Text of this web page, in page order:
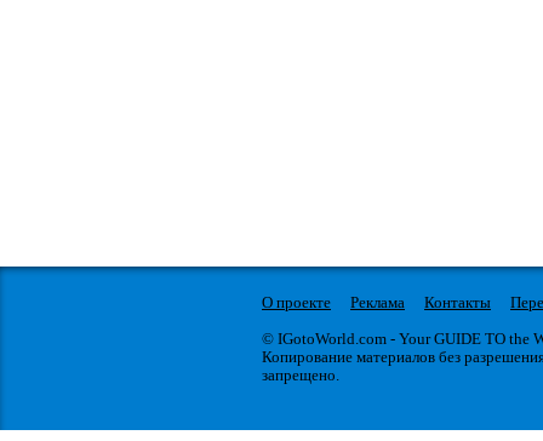
О проекте Реклама Контакты
© IGotoWorld.com - Your GUIDE TO the
Копирование материалов без
запрещено.